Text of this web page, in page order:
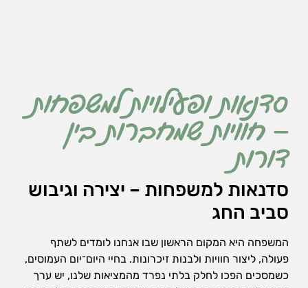
סדנאות ופעילויות למשפחות
– חוויות שמחברות בין
דורות
סדנאות למשפחות – יצירה וגיבוש
סביב החג
המשפחה היא המקום הראשון שבו אנחנו לומדים לשתף
פעולה, ליצור חוויות ולבנות זיכרונות. בחיי היום־יום העמוסים,
כשמסכים הפכו לחלק בלתי נפרד מהמציאות שלנו, יש ערך
כדי
שהאתר
שלנו יעבוד
הטובה
ביותר בזמן
שלכם. אם
תבחרו לא
לאפשר
חלק
מהפונקציות
באתר לא